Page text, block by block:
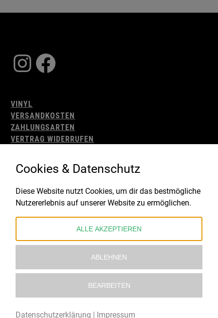
Instagram
Facebook
VINYL
VERSANDKOSTEN
ZAHLUNGSARTEN
VERTRAG WIDERRUFEN
WIDERRUFSBELEHRUNG
IMPRESSUM
Gefördert durch:
Cookies & Datenschutz
Diese Website nutzt Cookies, um dir das bestmögliche
Nutzererlebnis auf unserer Website zu ermöglichen.
ALLE AKZEPTIEREN
ABLEHNEN
BEARBEITEN
Datenschutzerklärung | Impressum